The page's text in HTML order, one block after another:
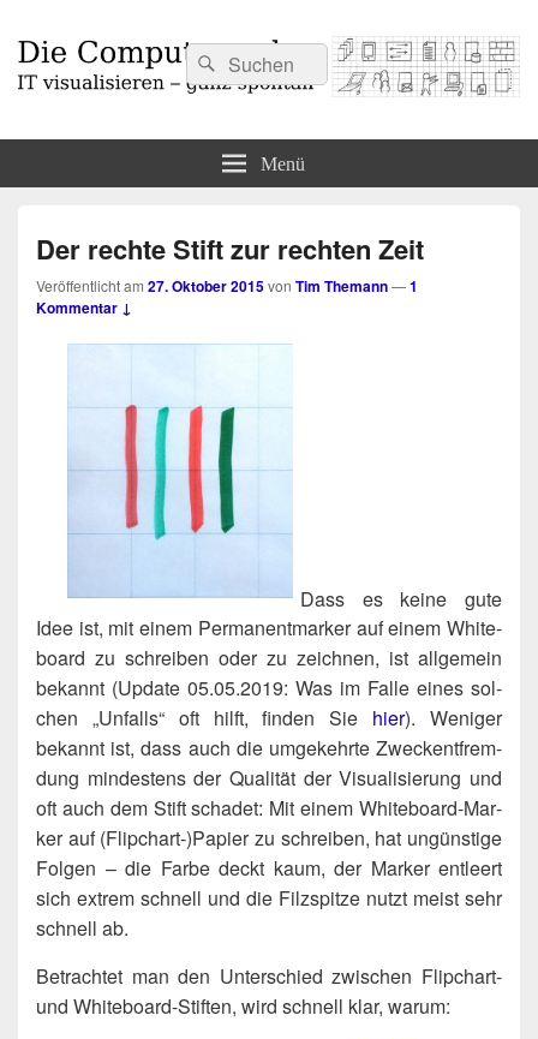
Suchen
nach:
Suchen
Menü
Der rechte Stift zur rechten Zeit
Veröffentlicht am 27. Oktober 2015von Tim Themann—1
Kommentar ↓
Dass es kei­ne gute
Idee ist, mit einem Per­ma­nent­mar­ker auf einem White­
board zu schrei­ben oder zu zeich­nen, ist all­ge­mein
bekannt (Update 05.05.2019: Was im Fal­le eines sol­
chen „Unfalls“ oft hilft, fin­den Sie hier). Weni­ger
bekannt ist, dass auch die umge­kehr­te Zweck­ent­frem­
dung min­des­tens der Qua­li­tät der Visua­li­sie­rung und
oft auch dem Stift scha­det: Mit einem White­board-Mar­
ker auf (Flipchart‑)​Papier zu schrei­ben, hat ungüns­ti­ge
Fol­gen – die Far­be deckt kaum, der Mar­ker ent­leert
sich extrem schnell und die Filz­spit­ze nutzt meist sehr
schnell ab.
Betrach­tet man den Unter­schied zwi­schen Flip­chart-
und White­board-Stif­ten, wird schnell klar, warum: